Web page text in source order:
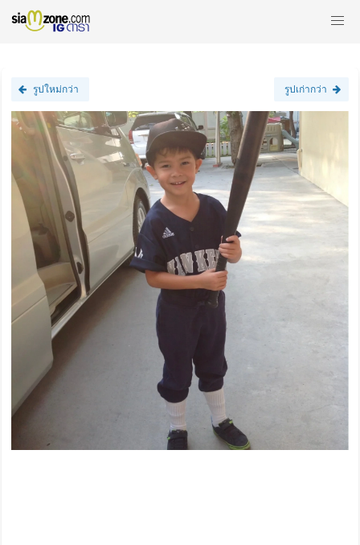
รูปใหม่กว่า รูปเก่ากว่า